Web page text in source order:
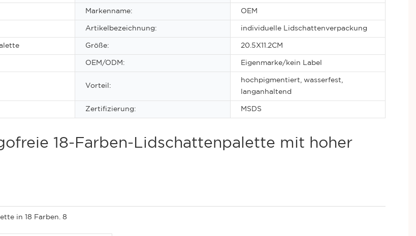
Markenname: OEM
Artikelbezeichnung: individuelle Lidschattenverpackung
Größe: 20.5X11.2CM
OEM/ODM: Eigenmarke/kein Label
Vorteil:
hochpigmentiert, wasserfest,
langanhaltend
Zertifizierung: MSDS
18-Farben-Lidschattenpalette mit hoher